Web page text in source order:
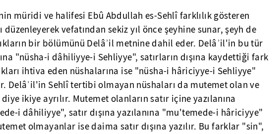
müridi ve halifesi Ebû Abdullah es-Sehlî farklılık gösteren
düzenleyerek vefatından sekiz yıl önce şeyhine sunar, şeyh de
bir bölümünü Delâʾil metnine dahil eder. Delâʾil'in bu tür
"nüsha-i dâhiliyye-i Sehliyye", satırların dışına kaydettiği fark
ihtiva eden nüshalarına ise "nüsha-i hâriciyye-i Sehliyye"
Delâʾil'in Sehlî tertibi olmayan nüshaları da mutemet olan ve
ikiye ayrılır. Mutemet olanların satır içine yazılanına
i dâhiliyye", satır dışına yazılanına "mu'temede-i hâriciyye"
olmayanlar ise daima satır dışına yazılır. Bu farklar "sin",